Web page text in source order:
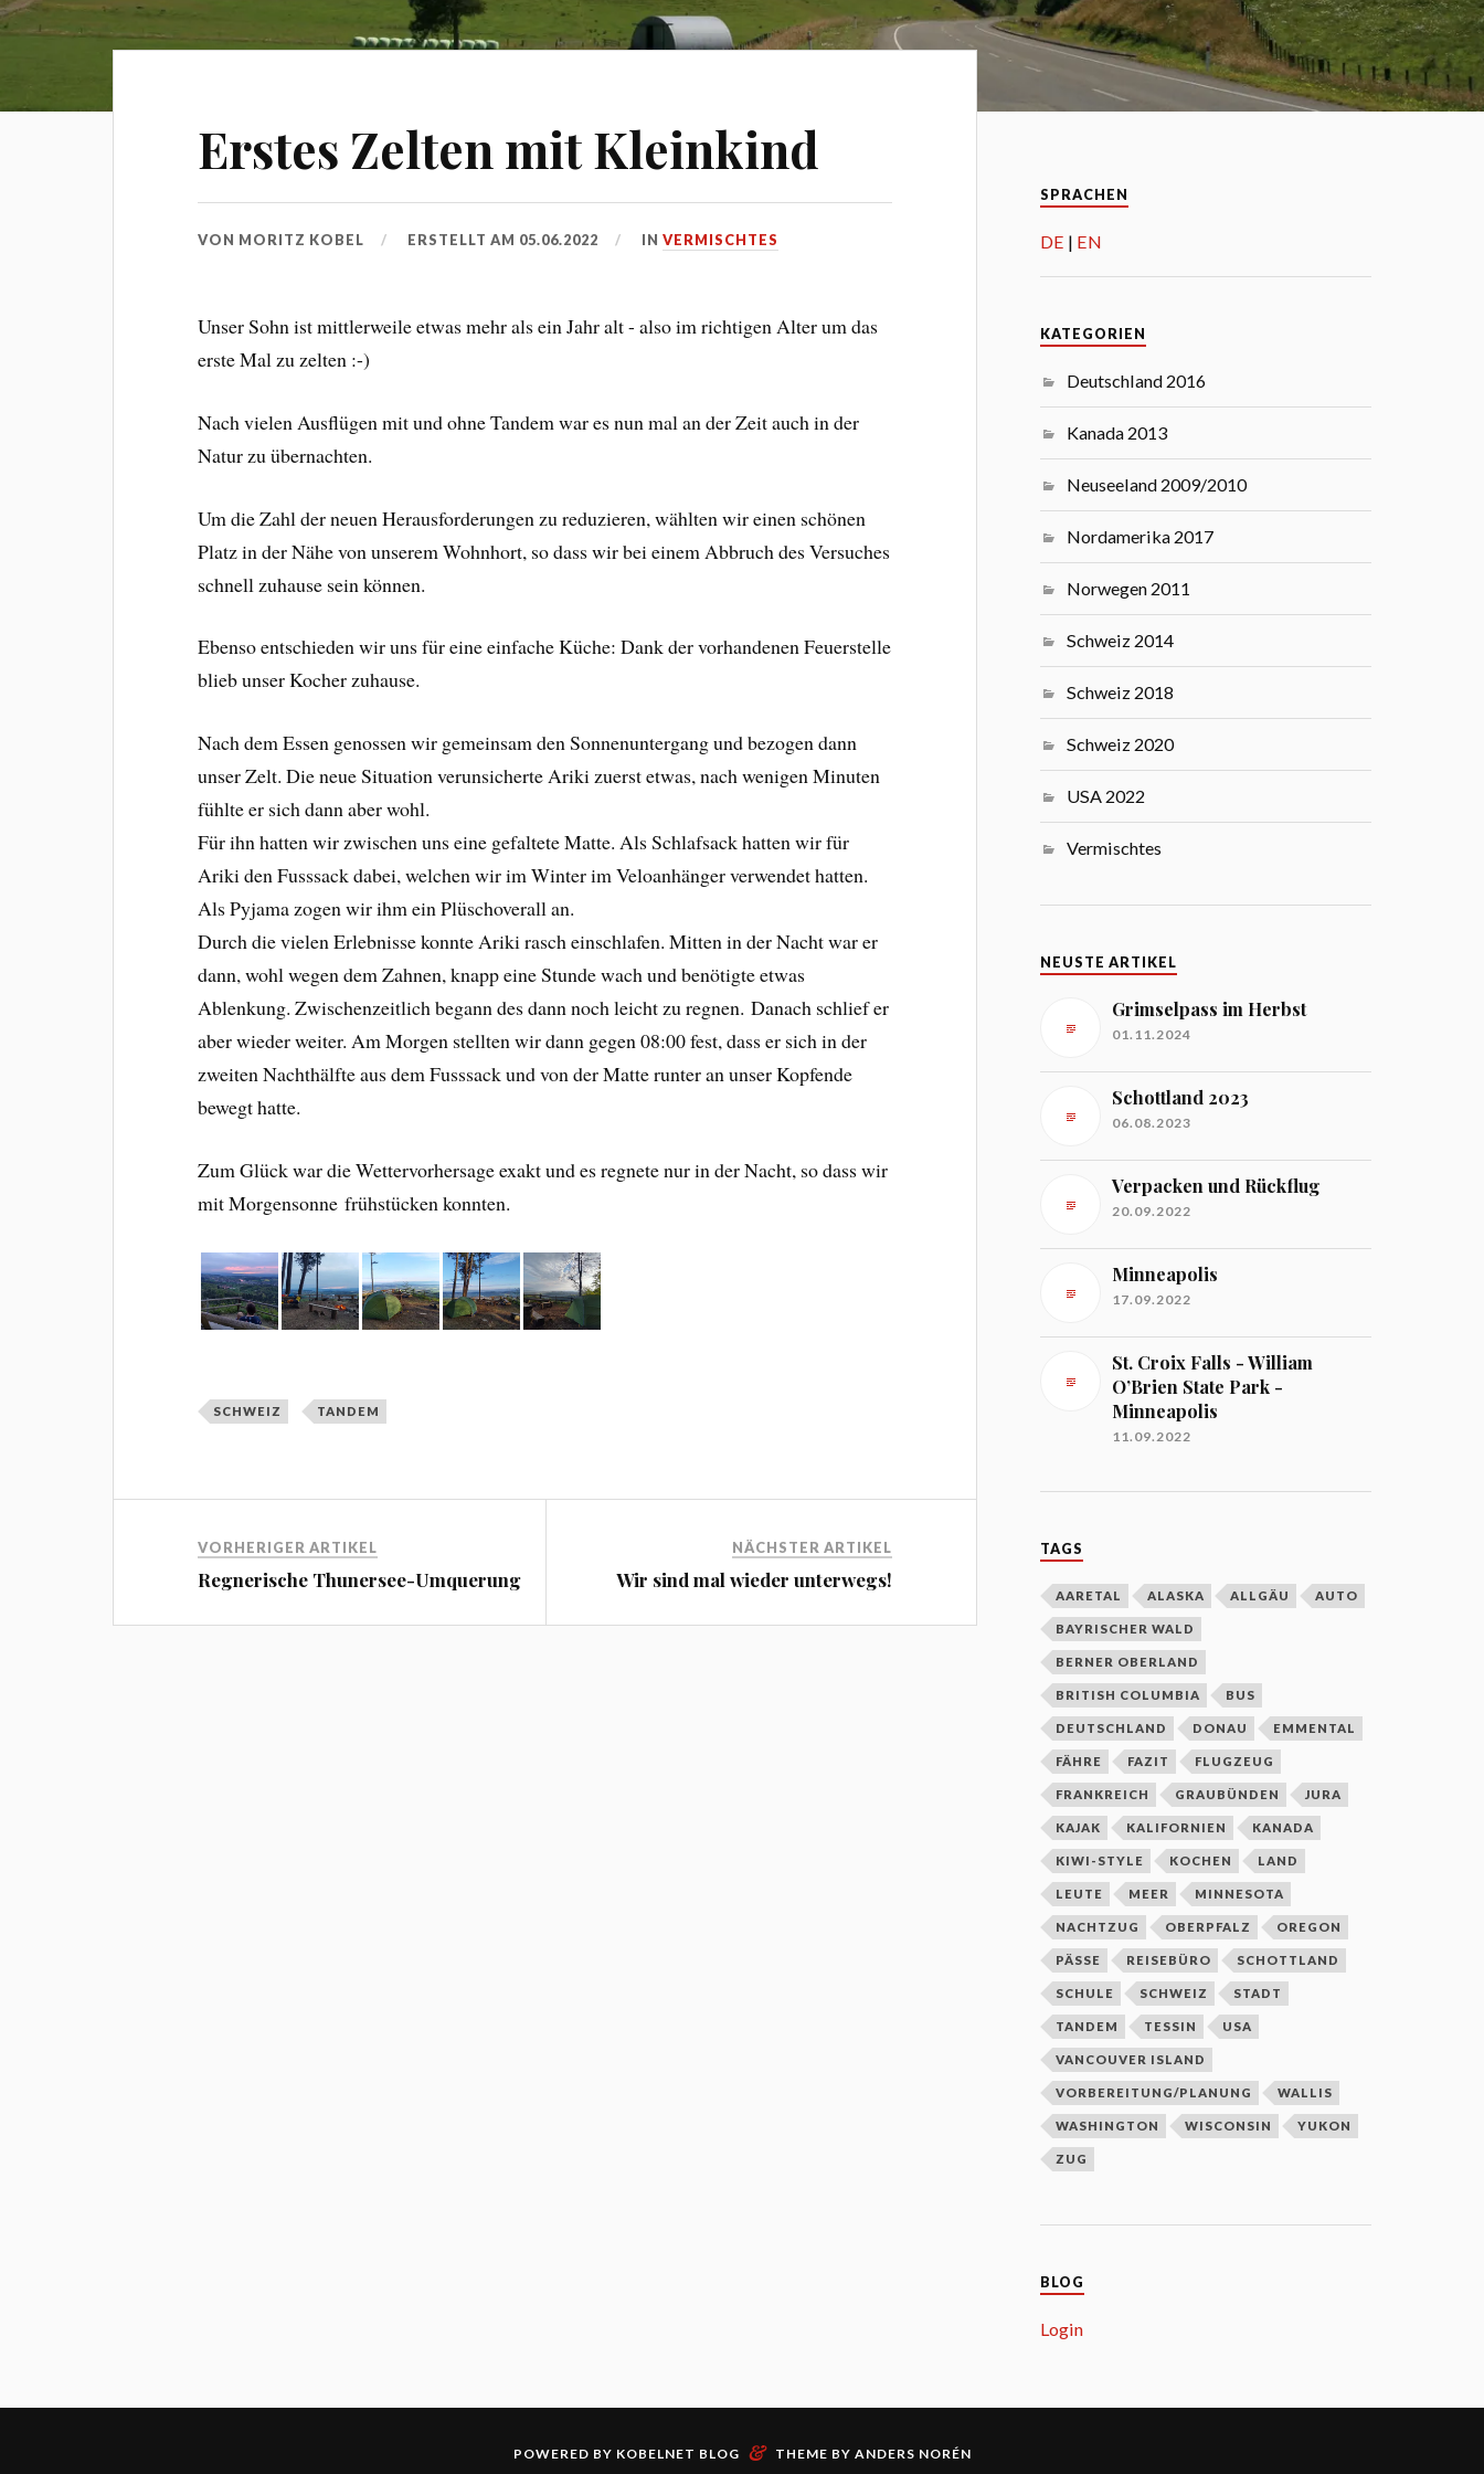
Erstes Zelten mit Kleinkind
VON MORITZ KOBEL ERSTELLT AM 05.06.2022 IN VERMISCHTES
Unser Sohn ist mittlerweile etwas mehr als ein Jahr alt - also im richtigen Alter um das
erste Mal zu zelten :-)
Nach vielen Ausflügen mit und ohne Tandem war es nun mal an der Zeit auch in der
Natur zu übernachten.
Um die Zahl der neuen Herausforderungen zu reduzieren, wählten wir einen schönen
Platz in der Nähe von unserem Wohnhort, so dass wir bei einem Abbruch des Versuches
schnell zuhause sein können.
Ebenso entschieden wir uns für eine einfache Küche: Dank der vorhandenen Feuerstelle
blieb unser Kocher zuhause.
Nach dem Essen genossen wir gemeinsam den Sonnenuntergang und bezogen dann
unser Zelt. Die neue Situation verunsicherte Ariki zuerst etwas, nach wenigen Minuten
fühlte er sich dann aber wohl.
Für ihn hatten wir zwischen uns eine gefaltete Matte. Als Schlafsack hatten wir für
Ariki den Fusssack dabei, welchen wir im Winter im Veloanhänger verwendet hatten.
Als Pyjama zogen wir ihm ein Plüschoverall an.
Durch die vielen Erlebnisse konnte Ariki rasch einschlafen. Mitten in der Nacht war er
dann, wohl wegen dem Zahnen, knapp eine Stunde wach und benötigte etwas
Ablenkung. Zwischenzeitlich begann des dann noch leicht zu regnen. Danach schlief er
aber wieder weiter. Am Morgen stellten wir dann gegen 08:00 fest, dass er sich in der
zweiten Nachthälfte aus dem Fusssack und von der Matte runter an unser Kopfende
bewegt hatte.
Zum Glück war die Wettervorhersage exakt und es regnete nur in der Nacht, so dass wir
mit Morgensonne frühstücken konnten.
SCHWEIZ TANDEM
VORHERIGER ARTIKEL
Regnerische Thunersee-Umquerung
NÄCHSTER ARTIKEL
Wir sind mal wieder unterwegs!
SPRACHEN
DE EN
KATEGORIEN
Deutschland 2016
Kanada 2013
Neuseeland 2009/2010
Nordamerika 2017
Norwegen 2011
Schweiz 2014
Schweiz 2018
Schweiz 2020
USA 2022
Vermischtes
NEUSTE ARTIKEL
Grimselpass im Herbst
01.11.2024
Schottland 2023
06.08.2023
Verpacken und Rückflug
20.09.2022
Minneapolis
17.09.2022
St. Croix Falls - William
O’Brien State Park -
Minneapolis
11.09.2022
TAGS
AARETAL ALASKA ALLGÄU AUTO
BAYRISCHER WALD
BERNER OBERLAND
BRITISH COLUMBIA BUS
DEUTSCHLAND DONAU EMMENTAL
FÄHRE FAZIT FLUGZEUG
FRANKREICH GRAUBÜNDEN JURA
KAJAK KALIFORNIEN KANADA
KIWI-STYLE KOCHEN LAND
LEUTE MEER MINNESOTA
NACHTZUG OBERPFALZ OREGON
PÄSSE REISEBÜRO SCHOTTLAND
SCHULE SCHWEIZ STADT
TANDEM TESSIN USA
VANCOUVER ISLAND
VORBEREITUNG/PLANUNG WALLIS
WASHINGTON WISCONSIN YUKON
ZUG
BLOG
Login
POWERED BY KOBELNET BLOG & THEME BY ANDERS NORÉN